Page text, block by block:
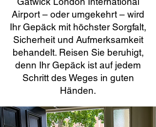
Airport – oder umgekehrt – wird
Ihr Gepäck mit höchster Sorgfalt,
Sicherheit und Aufmerksamkeit
behandelt. Reisen Sie beruhigt,
denn Ihr Gepäck ist auf jedem
Schritt des Weges in guten
Händen.